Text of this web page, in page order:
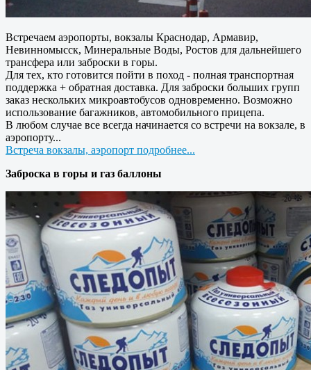
Встречаем аэропорты, вокзалы Краснодар, Армавир,
Невинномысск, Минеральные Воды, Ростов для дальнейшего
трансфера или заброски в горы.
Для тех, кто готовится пойти в поход - полная транспортная
поддержка + обратная доставка. Для заброски больших групп
заказ нескольких микроавтобусов одновременно. Возможно
использование багажников, автомобильного прицепа.
В любом случае все всегда начинается со встречи на вокзале, в
аэропорту...
Встреча вокзалы, аэропорт подробнее...
Заброска в горы и газ баллоны